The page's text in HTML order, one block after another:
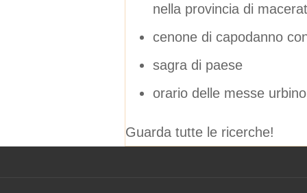
nella provincia di
cenone di capodanno
sagra di paese
orario delle messe
Guarda tutte le ricerche!